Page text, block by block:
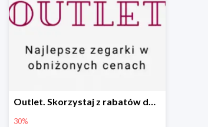
Outlet. Skorzystaj z rabatów do -30%
30%